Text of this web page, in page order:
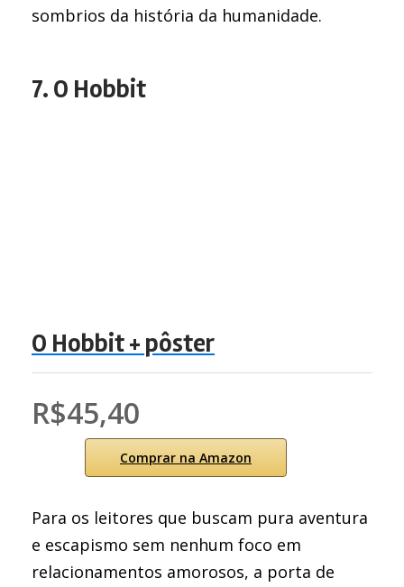
sombrios da história da humanidade.
7. O Hobbit
O Hobbit + pôster
R$45,40
Comprar na Amazon
Para os leitores que buscam pura aventura
e escapismo sem nenhum foco em
relacionamentos amorosos, a porta de